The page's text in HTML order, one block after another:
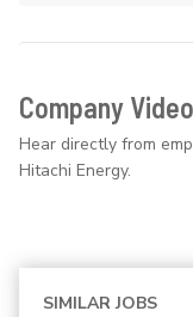
Company
Hear directly from
Hitachi Energy.
SIMILAR JOBS